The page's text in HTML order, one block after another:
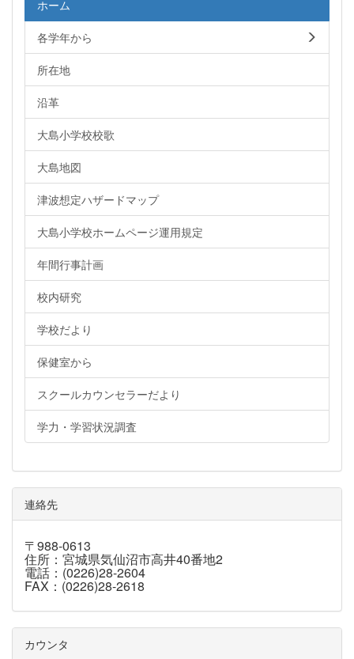
ホーム
各学年から
所在地
沿革
大島小学校校歌
大島地図
津波想定ハザードマップ
大島小学校ホームページ運用規定
年間行事計画
校内研究
学校だより
保健室から
スクールカウンセラーだより
学力・学習状況調査
連絡先
〒988-0613
住所：宮城県気仙沼市高井40番地2
電話：(0226)28-2604
FAX：(0226)28-2618
カウンタ